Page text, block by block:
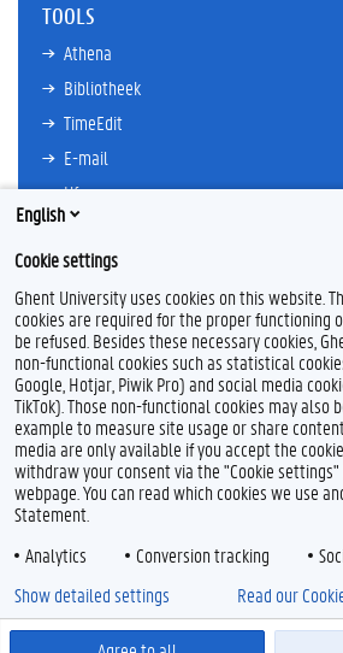
TOOLS
Athena
Bibliotheek
TimeEdit
E-mail
Ufora
Oasis
Research Explorer
F
a
c
e
b
o
o
k
T
w
i
t
t
e
r
L
i
n
k
e
d
Y
o
u
T
u
b
e
F
l
i
c
k
r
Feedback
Privacy
Disclaimer
Toegankelijkheid
© 2026 Universiteit Gent
English
Cookie settings
Ghent University uses cookies on this website.
cookies are required for the proper functioning
be refused. Besides these necessary cookies,
non-functional cookies such as statistical
Google, Hotjar, Piwik Pro) and social media
TikTok). Those non-functional cookies may also
example to measure site usage or share
media are only available if you accept the
withdraw your consent via the "Cookie
webpage. You can read which cookies we use
Statement.
Analytics
Conversion tracking
Show detailed settings Read our